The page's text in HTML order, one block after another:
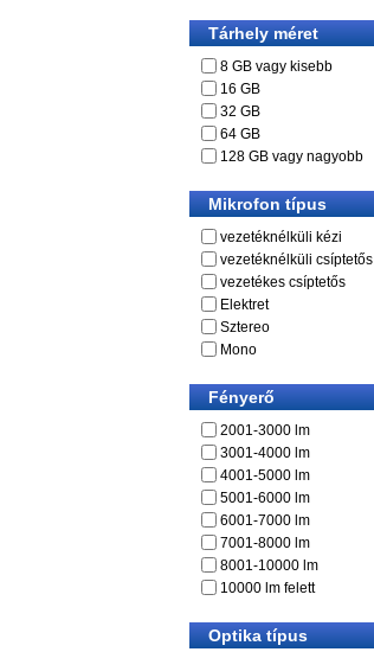
Tárhely méret
8 GB vagy kisebb
16 GB
32 GB
64 GB
128 GB vagy nagyobb
Mikrofon típus
vezetéknélküli kézi
vezetéknélküli csíptetős
vezetékes csíptetős
Elektret
Sztereo
Mono
Fényerő
2001-3000 lm
3001-4000 lm
4001-5000 lm
5001-6000 lm
6001-7000 lm
7001-8000 lm
8001-10000 lm
10000 lm felett
Optika típus